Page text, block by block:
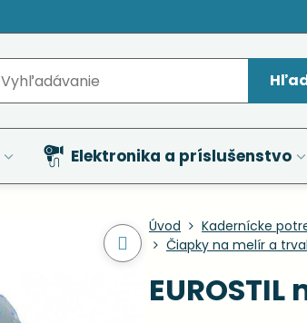
Elektronika a príslušenstvo
Úvod Kadernícke
Čiapky na melír a